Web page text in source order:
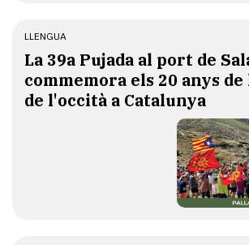
LLENGUA
​La 39a Pujada al port de
commemora els 20 anys
de l'occità a Catalunya